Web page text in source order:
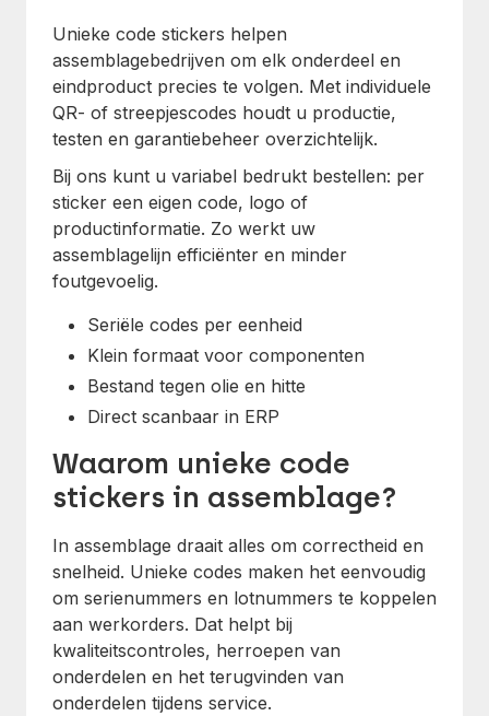
Unieke code stickers helpen
assemblagebedrijven om elk onderdeel en
eindproduct precies te volgen. Met individuele
QR- of streepjescodes houdt u productie,
testen en garantiebeheer overzichtelijk.
Bij ons kunt u variabel bedrukt bestellen: per
sticker een eigen code, logo of
productinformatie. Zo werkt uw
assemblagelijn efficiënter en minder
foutgevoelig.
Seriële codes per eenheid
Klein formaat voor componenten
Bestand tegen olie en hitte
Direct scanbaar in ERP
Waarom unieke code
stickers in assemblage?
In assemblage draait alles om correctheid en
snelheid. Unieke codes maken het eenvoudig
om serienummers en lotnummers te koppelen
aan werkorders. Dat helpt bij
kwaliteitscontroles, herroepen van
onderdelen en het terugvinden van
onderdelen tijdens service.